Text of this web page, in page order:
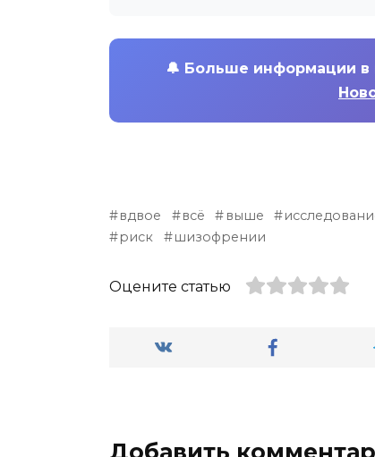
🔔 Больше информации
вдвое всё выше
риск
шизофрении
Оцените статью
Добавить